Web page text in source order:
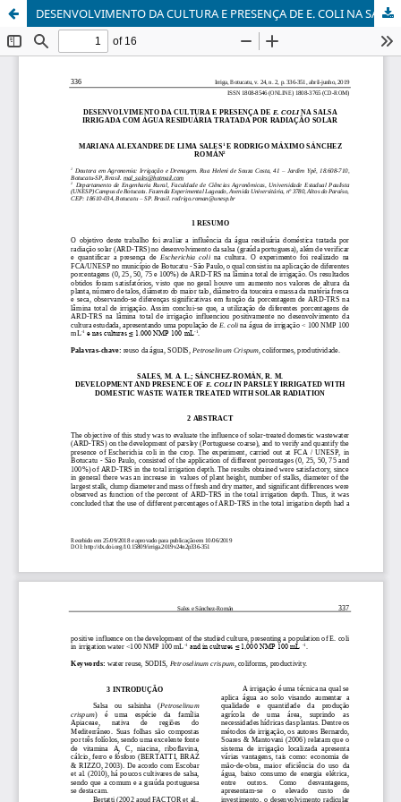
DESENVOLVIMENTO DA CULTURA E PRESENÇA DE E. COLI NA SALSA IRRIGADA COM ÁGUA RESIDUÁRIA TRATADA POR RADIAÇÃO SOLAR